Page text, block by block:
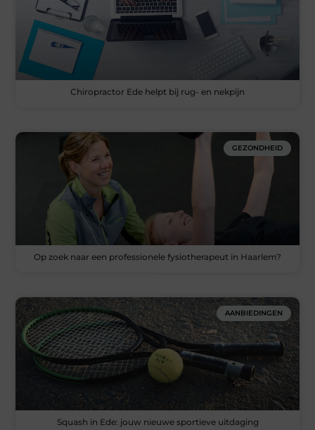
Chiropractor Ede helpt bij rug- en nekpijn
GEZONDHEID
Op zoek naar een professionele fysiotherapeut in Haarlem?
AANBIEDINGEN
Squash in Ede: jouw nieuwe sportieve uitdaging